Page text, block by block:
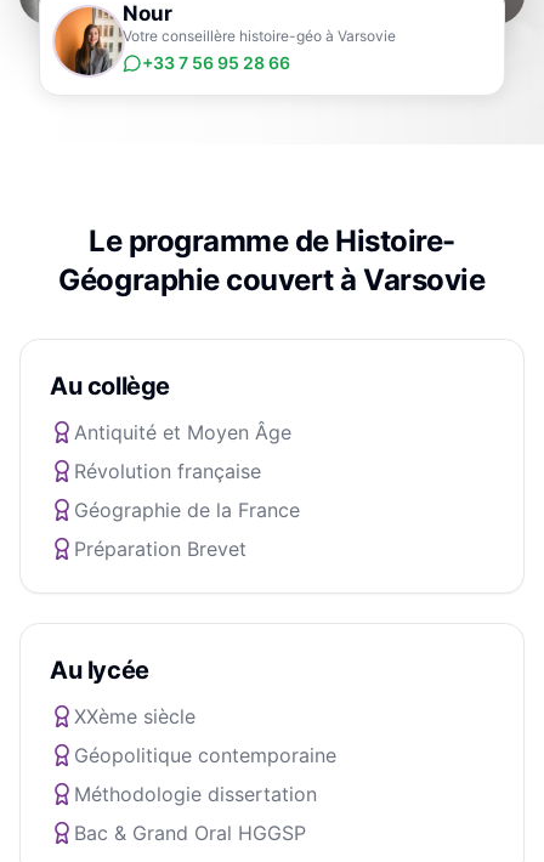
Nour
Votre conseillère histoire-géo à Varsovie
+33 7 56 95 28 66
Le programme de Histoire-
Géographiecouvert àVarsovie
Au collège
Antiquité et Moyen Âge
Révolution française
Géographie de la France
Préparation Brevet
Au lycée
XXème siècle
Géopolitique contemporaine
Méthodologie dissertation
Bac & Grand Oral HGGSP